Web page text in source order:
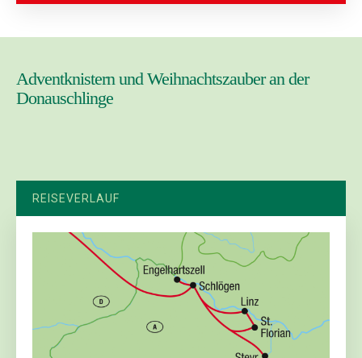
Adventknistern und Weihnachtszauber an der
Donauschlinge
REISEVERLAUF